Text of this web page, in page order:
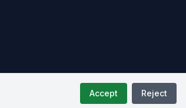
Status
Accept Reject